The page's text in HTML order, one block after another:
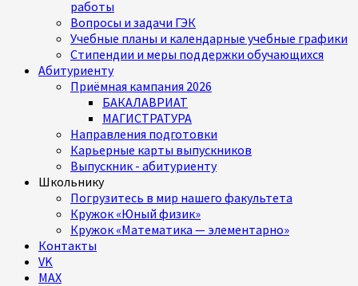
работы
Вопросы и задачи ГЭК
Учебные планы и календарные учебные графики
Стипендии и меры поддержки обучающихся
Абитуриенту
Приёмная кампания 2026
БАКАЛАВРИАТ
МАГИСТРАТУРА
Направления подготовки
Карьерные карты выпускников
Выпускник - абитуриенту
Школьнику
Погрузитесь в мир нашего факультета
Кружок «Юный физик»
Кружок «Математика — элементарно»
Контакты
VK
MAX